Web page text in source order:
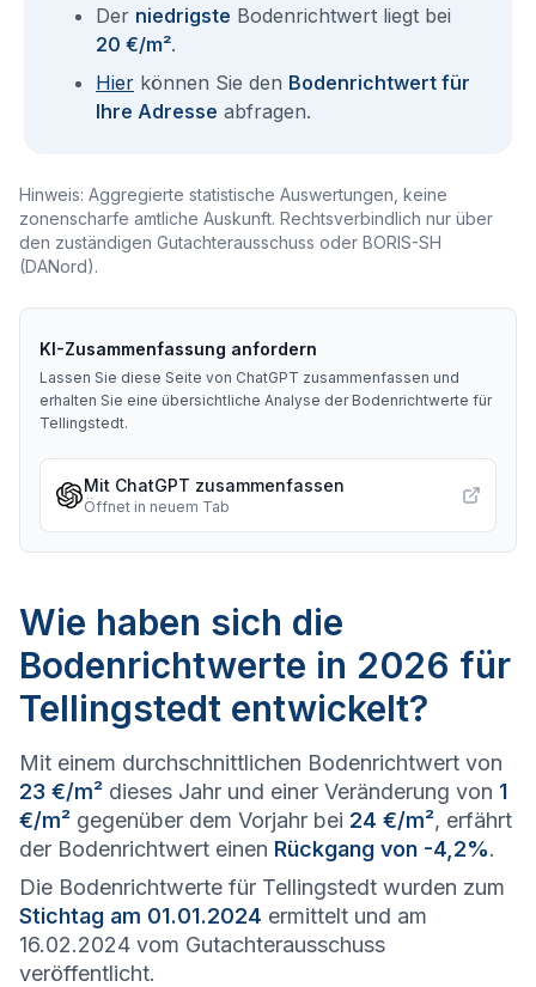
Der niedrigste Bodenrichtwert liegt bei
20 €/m².
Hier können Sie den Bodenrichtwert für
Ihre Adresse abfragen.
Hinweis: Aggregierte statistische Auswertungen, keine
zonenscharfe amtliche Auskunft. Rechtsverbindlich nur über
den zuständigen Gutachterausschuss oder BORIS-SH
(DANord).
KI-Zusammenfassung anfordern
Lassen Sie diese Seite von ChatGPT zusammenfassen und
erhalten Sie eine übersichtliche Analyse der Bodenrichtwerte für
Tellingstedt.
Mit ChatGPT zusammenfassen
Öffnet in neuem Tab
Wie haben sich die
Bodenrichtwerte in 2026 für
Tellingstedt entwickelt?
Mit einem durchschnittlichen Bodenrichtwert von
23 €/m² dieses Jahr und einer Veränderung von 1
€/m² gegenüber dem Vorjahr bei 24 €/m², erfährt
der Bodenrichtwert einen Rückgang von -4,2%.
Die Bodenrichtwerte für Tellingstedt wurden zum
Stichtag am 01.01.2024 ermittelt und am
16.02.2024 vom Gutachterausschuss
veröffentlicht.